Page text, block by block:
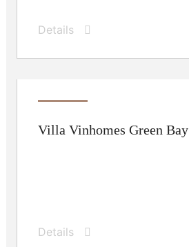
Details
Villa Vinhomes Green Bay
Details